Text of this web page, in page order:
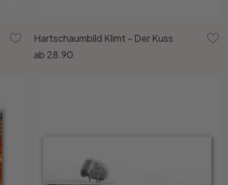
Hartschaumbild Klimt - Der Kuss
ab 28.90